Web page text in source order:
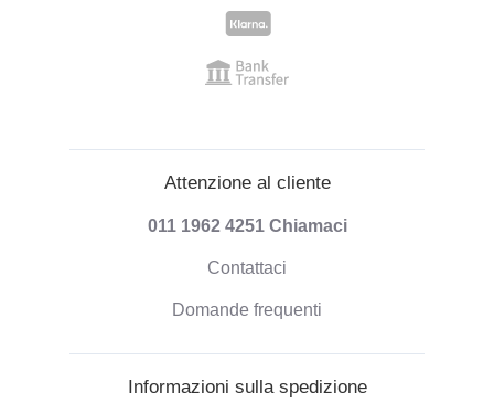
Attenzione al cliente
011 1962 4251 Chiamaci
Contattaci
Domande frequenti
Informazioni sulla spedizione